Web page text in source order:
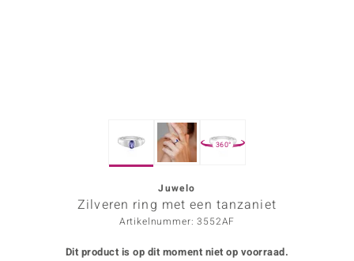
360°
Juwelo
Zilveren ring met een tanzaniet
Artikelnummer: 3552AF
Dit product is op dit moment niet op voorraad.